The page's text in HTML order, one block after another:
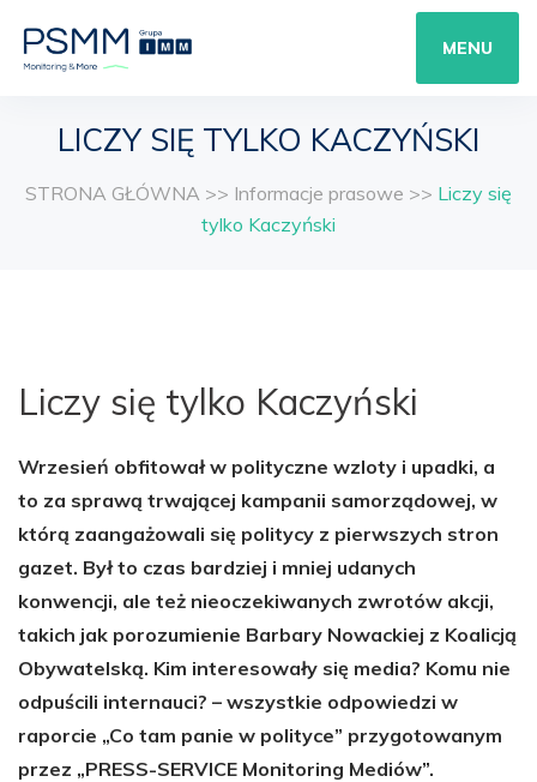
MENU
LICZY SIĘ TYLKO KACZYŃSKI
STRONA GŁÓWNA >> Informacje prasowe >> Liczy się
tylko Kaczyński
Liczy się tylko Kaczyński
Wrzesień obfitował w polityczne wzloty i upadki, a
to za sprawą trwającej kampanii samorządowej, w
którą zaangażowali się politycy z pierwszych stron
gazet. Był to czas bardziej i mniej udanych
konwencji, ale też nieoczekiwanych zwrotów akcji,
takich jak porozumienie Barbary Nowackiej z Koalicją
Obywatelską. Kim interesowały się media? Komu nie
odpuścili internauci? – wszystkie odpowiedzi w
raporcie „Co tam panie w polityce” przygotowanym
przez „PRESS-SERVICE Monitoring Mediów”.